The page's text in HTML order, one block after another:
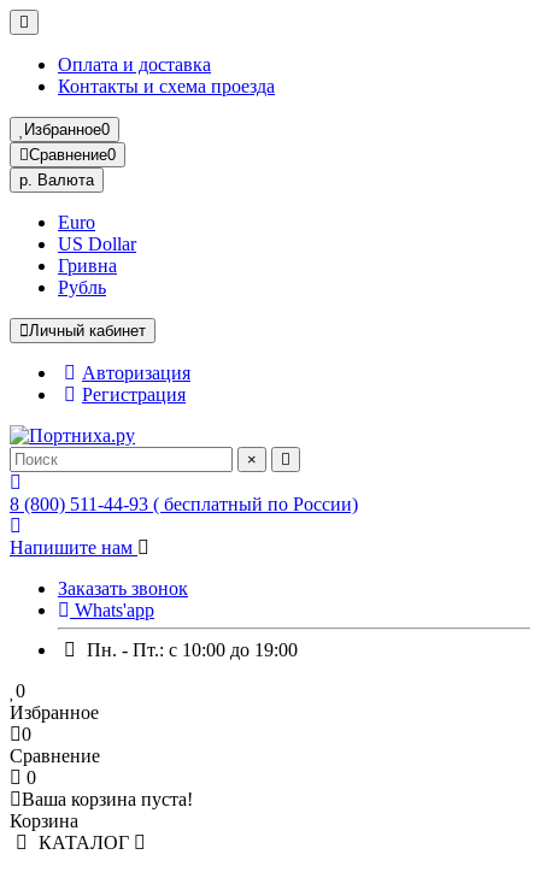
Оплата и доставка
Контакты и схема проезда
Избранное0
Сравнение0
р. Валюта
Euro
US Dollar
Гривна
Рубль
Личный кабинет
Авторизация
Регистрация
×
8 (800) 511-44-93 ( бесплатный по России)
Напишите нам
Заказать звонок
Whats'app
Пн. - Пт.: c 10:00 до 19:00
0
Избранное
0
Сравнение
0
Ваша корзина пуста!
Корзина
КАТАЛОГ